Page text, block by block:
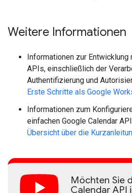
Weitere Informationen
Informationen zur
APIs, einschließlich der
Authentifizierung und
Erste Schritte als Google
Informationen zum
einfachen Google Calendar
Übersicht über die
Möchten Sie
Calendar API